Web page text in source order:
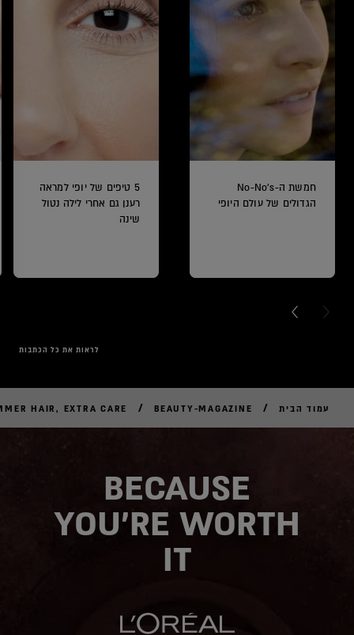
חמשת ה-No-No's
הגדולים של עולם היופי
5 טיפים של יופי למראה
רענן גם אחרי לילה נטול
שינה
NEXT CARD
לראות את כל הכתבות
עמוד הבית /
BEAUTY-MAGAZINE
/
HAIR, EXTRA CARE!
BECAUSE
YOU'RE WORTH
IT